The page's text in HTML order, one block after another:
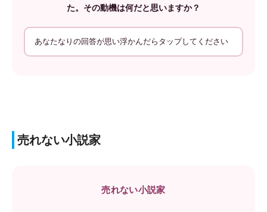
た。その動機は何だと思いますか？
あなたなりの回答が思い浮かんだらタップしてください
売れない小説家
売れない小説家